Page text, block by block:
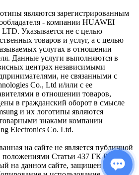
являются зарегистрированным
- компании HUAWEI
Указывается не с целью
товаров и услуг, а с целью
услугах в отношении
Данные услуги выполняются в
центрах независимыми
не связанными с
Co., Ltd и/или с ее
в отношении товаров,
в гражданский оборот в смысле
и их логотипы являются
знаками компании
Electronics Co. Ltd.
на сайте не является публичной
положениями Статьи 437 ГК РФ.
на данном сайте, защищен